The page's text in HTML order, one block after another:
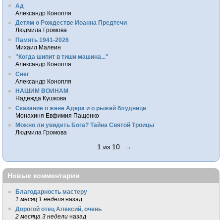
Ад
Александр Конопля
Детям о Рождестве Иоанна Предтечи
Людмила Громова
Память 1941-2026
Михаил Малеин
"Когда шипит в тиши машина..."
Александр Конопля
Снег
Александр Конопля
НАШИМ ВОИНАМ
Надежда Кушкова
Сказание о жене Адера и о рыжей блуднице
Монахиня Евфимия Пащенко
Можно ли увидеть Бога? Тайна Святой Троицы
Людмила Громова
1 из 10 →
Новые комментарии
Благодарность мастеру
1 месяц 1 неделя назад
Дорогой отец Алексий, очень
2 месяца 3 недели назад